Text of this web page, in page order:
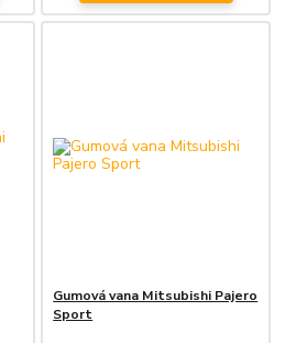
Gumová vana Mitsubishi Pajero
Sport